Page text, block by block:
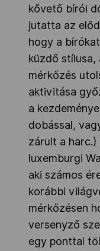
kővető bírói
jutatta az
hogy a
küzdő stílusa,
mérkőzés
aktivitása
a
dobással,
zárult a
luxemburgi
aki számos
korábbi
mérkőzésen
versenyző
egy ponttal